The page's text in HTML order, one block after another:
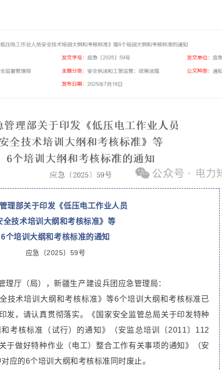
理部关于印发《低压电工作业人员
全技术培训大纲和考核标准》等
6个培训大纲和考核标准的通知
应急〔2025〕59号
理厅（局），新疆生产建设兵团应急管理局：
技术培训大纲和考核标准》等6个培训大纲和考核标准已
发，请认真贯彻落实。《国家安全监管总局关于印发特种
考核标准（试行）的通知》（安监总培训〔2011〕112
于做好特种作业（电工）整合工作有关事项的通知》（安
应的6个培训大纲和考核标准同时废止。